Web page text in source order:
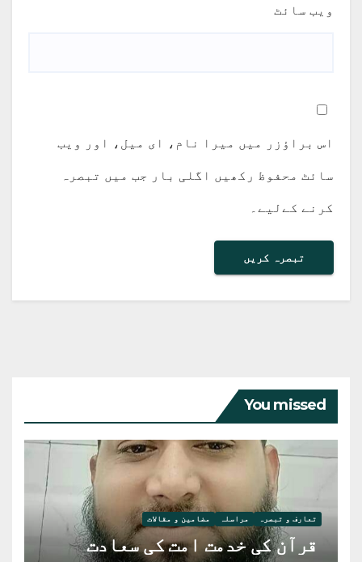
ویب‌ سائٹ
اس براؤزر میں میرا نام، ای میل، اور ویب
سائٹ محفوظ رکھیں اگلی بار جب میں تبصرہ
کرنے کےلیے۔
You missed
تعارف و تبصرہ مراسلہ مضامین و مقالات
قرآن کی خدمت امت کی سعادت